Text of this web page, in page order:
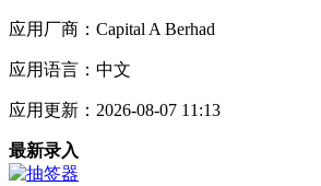
应用厂商： Capital A Berhad
应用语言： 中文
应用更新： 2026-08-07 11:13
最新录入